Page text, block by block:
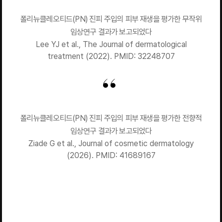
폴리뉴클레오티드(PN) 진피 주입의 피부 재생을 평가한 무작위
임상연구 결과가 보고되었다
Lee YJ et al., The Journal of dermatological
treatment (2022). PMID: 32248707
폴리뉴클레오티드(PN) 진피 주입의 피부 재생을 평가한 전향적
임상연구 결과가 보고되었다
Ziade G et al., Journal of cosmetic dermatology
(2026). PMID: 41689167